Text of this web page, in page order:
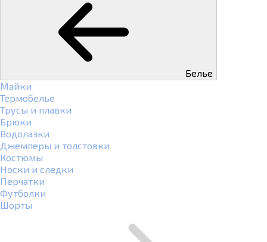
Белье
Майки
Термобелье
Трусы и плавки
Брюки
Водолазки
Джемперы и толстовки
Костюмы
Носки и следки
Перчатки
Футболки
Шорты